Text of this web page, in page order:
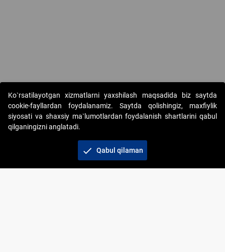
Copyright © 2017-2026. "Elektron onlayn-auksionlarni
tashkil etish" AJ. Barcha huquqlar himoyalangan
Ko`rsatilayotgan xizmatlarni yaxshilash maqsadida biz saytda
cookie-fayllardan foydalanamiz. Saytda qolishingiz, maxfiylik
siyosati va shaxsiy ma`lumotlardan foydalanish shartlarini qabul
qilganingizni anglatadi.
check Qabul qilaman